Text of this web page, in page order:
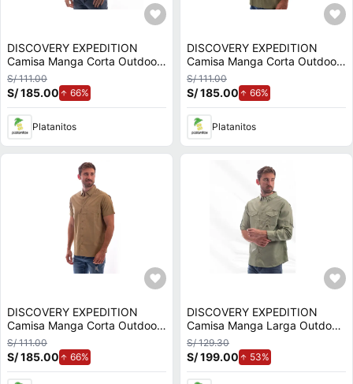
DISCOVERY EXPEDITION
Camisa Manga Corta Outdoor
Hombre Ft76808snd
S/ 111.00
S/ 185.00 66%
Platanitos
DISCOVERY EXPEDITION
Camisa Manga Corta Outdoor
Hombre Ft76808olv
S/ 111.00
S/ 185.00 66%
Platanitos
DISCOVERY EXPEDITION
Camisa Manga Corta Outdoor
Hombre Ft76810khk
S/ 111.00
S/ 185.00 66%
DISCOVERY EXPEDITION
Camisa Manga Larga Outdoor
Hombre T76804olv
S/ 129.30
S/ 199.00 53%